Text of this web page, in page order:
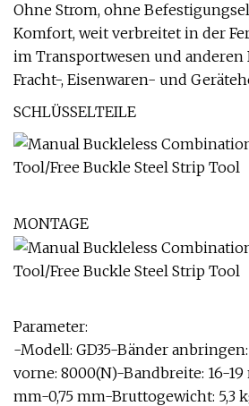
Ohne Strom, ohne
Komfort, weit verbreitet in der
im Transportwesen und anderen
Fracht-, Eisenwaren- und
SCHLÜSSELTEILE
MONTAGE
Parameter:
-Modell: GD35-Bänder
vorne: 8000(N)-Bandbreite: 16-
mm-0,75 mm-Bruttogewicht: 5,3